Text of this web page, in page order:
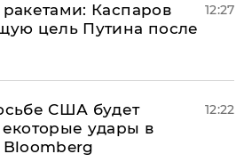
Каспаров
цель Путина после
12:27
США будет
удары в
12:22